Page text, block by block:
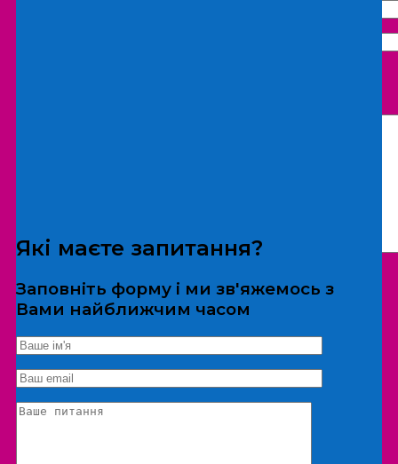
*Дані не передаються третім особам
Екскурсія/локація
Які маєте запитання?
Заповніть форму і ми зв'яжемось з
Вами найближчим часом